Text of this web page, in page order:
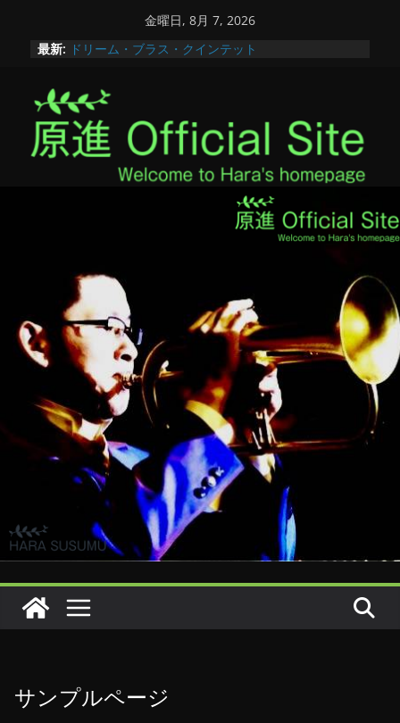
金曜日, 8月 7, 2026
最新: ドリーム・ブラス・クインテット
アンサンブルコンテスト秋田県大会
秋田へ！
サンプルページ